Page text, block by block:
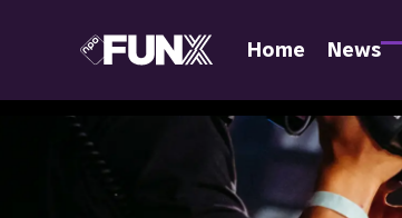
Home News